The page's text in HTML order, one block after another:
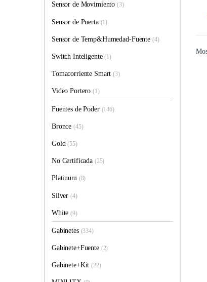
Sensor de Movimiento(3)
Sensor de Puerta (1)
Sensor de Temp&Humedad-Fuente (4)
Switch Inteligente(1)
Tomacorriente Smart(3)
Video Portero(1)
Fuentes de Poder (146)
Bronce(45)
Gold(55)
No Certificada (25)
Platinum (8)
Silver(4)
White(9)
Gabinetes (334)
Gabinete+Fuente (2)
Gabinete+Kit(22)